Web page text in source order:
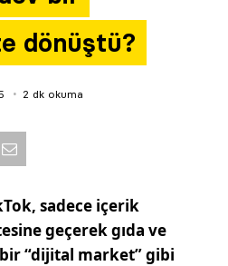
dönüştü?
2 dk okuma
sadece içerik
geçerek gıda ve
“dijital market” gibi